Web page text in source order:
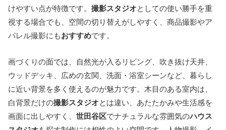
けやすい点が特徴です。 撮影スタジオとしての使い勝手を重
視する場合でも、空間の切り替えがしやすく、商品撮影やア
パレル撮影にもおすすめです。
画づくりの面では、自然光が入るリビング、吹き抜け天井、
ウッドデッキ、広めの玄関、洗面・浴室シーンなど、暮らし
に近い背景を多く使えるのが魅力です。木目のある室内は、
白背景だけの撮影スタジオとは違い、あたたかみや生活感を
画面に出しやすく、 世田谷区でナチュラルな雰囲気のハウス